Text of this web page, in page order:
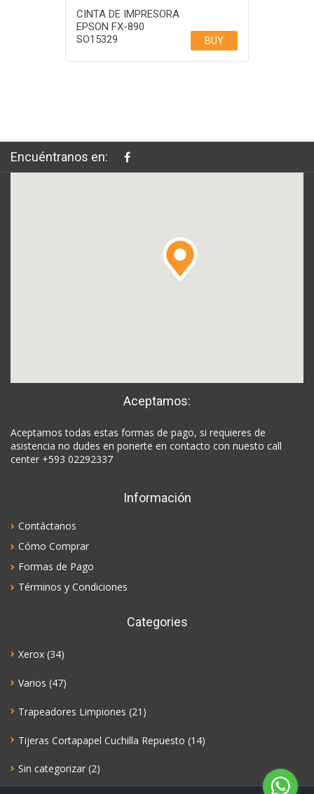
CINTA DE IMPRESORA
EPSON FX-890
SO15329
BUY
Encuéntranos en:
Aceptamos:
Aceptamos todas estas formas de pago, si requieres de
asistencia no dudes en ponerte en contacto con nuesto call
center +593 02292337
Información
Contáctanos
Cómo Comprar
Formas de Pago
Términos y Condiciones
Categories
Xerox (34)
Varios (47)
Trapeadores Limpiones (21)
Tijeras Cortapapel Cuchilla Repuesto (14)
Sin categorizar (2)